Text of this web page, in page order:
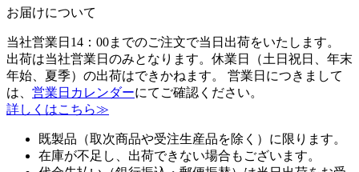
お届けについて
当社営業日14：00までのご注文で当日出荷をいたします。
出荷は当社営業日のみとなります。休業日（土日祝日、年末
年始、夏季）の出荷はできかねます。 営業日につきまして
は、 営業日カレンダーにてご確認ください。
詳しくはこちら≫
既製品（取次商品や受注生産品を除く）に限ります。
在庫が不足し、出荷できない場合もございます。